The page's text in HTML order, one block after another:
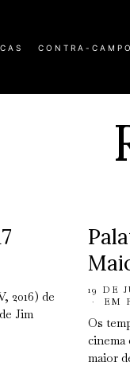
CONTRA-CAMPO
2016) de
Jim
19 DE
EM
Os
cinema
maior